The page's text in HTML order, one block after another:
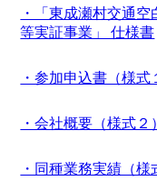
・「東成瀬村交通
等実証事業」 仕様書
・参加申込書（様式
・会社概要（様式２）
・同種業務実績（様